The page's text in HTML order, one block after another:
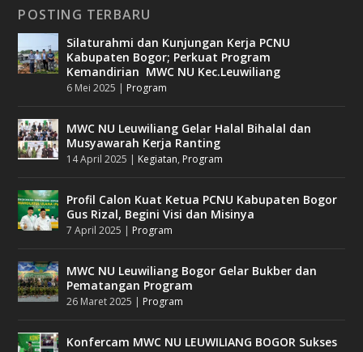
POSTING TERBARU
Silaturahmi dan Kunjungan Kerja PCNU
Kabupaten Bogor; Perkuat Program
Kemandirian MWC NU Kec.Leuwiliang
6 Mei 2025 | Program
MWC NU Leuwiliang Gelar Halal Bihalal dan
Musyawarah Kerja Ranting
14 April 2025 | Kegiatan, Program
Profil Calon Kuat Ketua PCNU Kabupaten Bogor
Gus Rizal, Begini Visi dan Misinya
7 April 2025 | Program
MWC NU Leuwiliang Bogor Gelar Bukber dan
Pematangan Program
26 Maret 2025 | Program
Konfercam MWC NU LEUWILIANG BOGOR Sukses